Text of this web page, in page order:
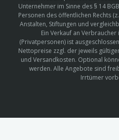
Unternehmer im Sinne des § 14
Personen des öffentlichen Rechts
Anstalten, Stiftungen und
Ein Verkauf an Verbraucher
(Privatpersonen) ist
Nettopreise zzgl. der jeweils
und Versandkosten. Optional
werden. Alle Angebote sind
Irrtümer